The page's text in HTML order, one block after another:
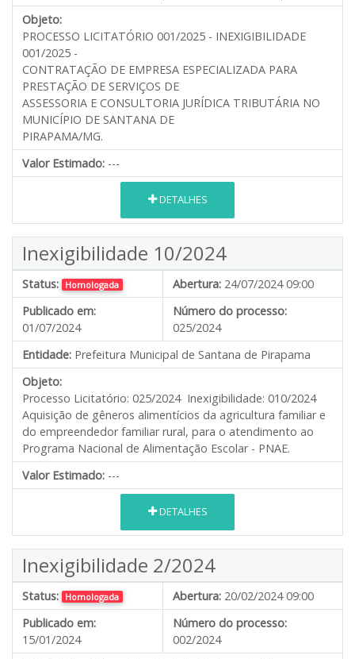
Objeto:
PROCESSO LICITATÓRIO 001/2025 - INEXIGIBILIDADE
001/2025 -
CONTRATAÇÃO DE EMPRESA ESPECIALIZADA PARA
PRESTAÇÃO DE SERVIÇOS DE
ASSESSORIA E CONSULTORIA JURÍDICA TRIBUTÁRIA NO
MUNICÍPIO DE SANTANA DE
PIRAPAMA/MG.
Valor Estimado: ---
DETALHES
Inexigibilidade 10/2024
Status: Homologada Abertura: 24/07/2024 09:00
Publicado em:
01/07/2024
Número do processo:
025/2024
Entidade: Prefeitura Municipal de Santana de Pirapama
Objeto:
Processo Licitatório: 025/2024 Inexigibilidade: 010/2024
Aquisição de gêneros alimentícios da agricultura familiar e
do empreendedor familiar rural, para o atendimento ao
Programa Nacional de Alimentação Escolar - PNAE.
Valor Estimado: ---
DETALHES
Inexigibilidade 2/2024
Status: Homologada Abertura: 20/02/2024 09:00
Publicado em:
15/01/2024
Número do processo:
002/2024